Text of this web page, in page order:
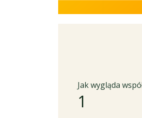
Jak wygląda
1